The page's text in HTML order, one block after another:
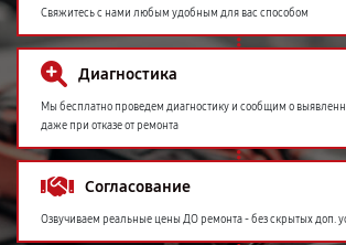
Свяжитесь с нами любым удобным для вас способом
Диагностика
Мы бесплатно проведем диагностику и сообщим о
даже при отказе от ремонта
Согласование
Озвучиваем реальные цены ДО ремонта - без скрытых доп.